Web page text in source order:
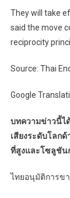
They will take
said the move
reciprocity
Source: Thai
Google
บทความข่าวนี้ไ
เสียงระดับโลก
ที่สูงและโซลูชัน
ไทยอนุมัติการข